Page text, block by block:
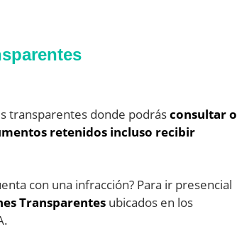
transparentes donde podrásconsultar o
retenidos incluso recibir
con una infracción? Para ir presencial
Transparentes ubicados en los